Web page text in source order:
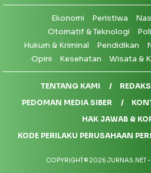
Ekonomi Peristiwa
Otomatif & Teknologi
Hukum & Kriminal
Pendidikan
Opini
Kesehatan Wisata &
TENTANG KAMI
PEDOMAN MEDIA SIBER
HAK JAWAB &
KODE PERILAKU PERUSAHAAN
COPYRIGHT © 2026 JURNAS.NET -